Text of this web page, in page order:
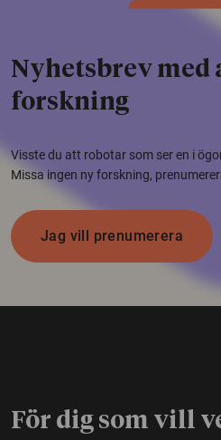
Nyhetsbrev med
forskning
Visste du att robotar som ser en i
Missa ingen ny forskning,
Jag vill prenumerera
För dig som vill